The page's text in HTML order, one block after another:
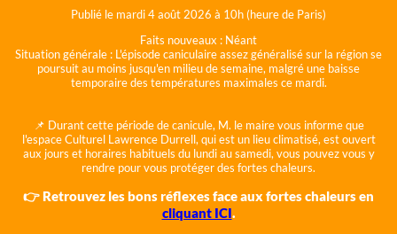
Publié le mardi 4 août 2026 à 10h (heure de Paris)
Faits nouveaux : Néant
Situation générale : L'épisode caniculaire assez généralisé sur la région se
poursuit au moins jusqu'en milieu de semaine, malgré une baisse
temporaire des températures maximales ce mardi.
📌 Durant cette période de canicule, M. le maire vous informe que
l'espace Culturel Lawrence Durrell, qui est un lieu climatisé, est ouvert
aux jours et horaires habituels du lundi au samedi, vous pouvez vous y
rendre pour vous protéger des fortes chaleurs.
👉 Retrouvez les bons réflexes face aux fortes chaleurs en
cliquant ICI.